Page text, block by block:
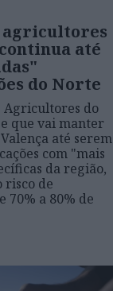
agricultores
até
do Norte
Agricultores do
que vai manter
até serem
com "mais
da região,
risco de
70% a 80% de